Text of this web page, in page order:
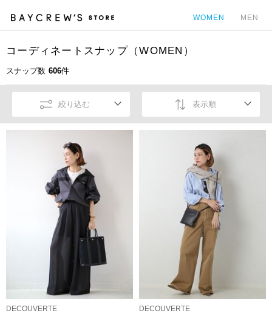
WOMEN MEN
コーディネートスナップ（WOMEN）
スナップ数 606件
絞り込む 表示順
DECOUVERTE
DECOUVERTE